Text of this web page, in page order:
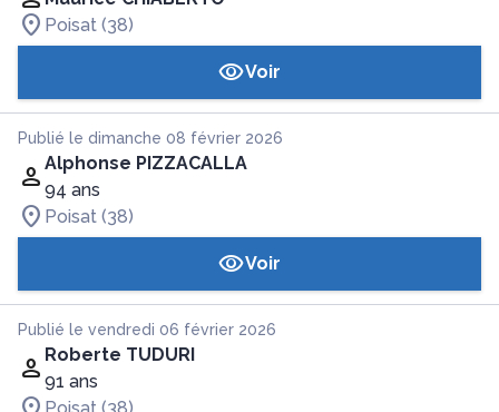
Poisat (38)
Voir
Publié le dimanche 08 février 2026
Alphonse PIZZACALLA
94 ans
Poisat (38)
Voir
Publié le vendredi 06 février 2026
Roberte TUDURI
91 ans